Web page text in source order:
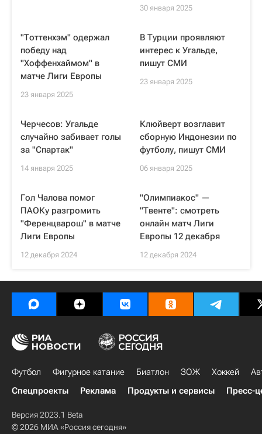
30 января 2025
"Тоттенхэм" одержал
победу над
"Хоффенхаймом" в
матче Лиги Европы
23 января 2025
В Турции проявляют
интерес к Угальде,
пишут СМИ
23 января 2025
Черчесов: Угальде
случайно забивает голы
за "Спартак"
14 января 2025
Клюйверт возглавит
сборную Индонезии по
футболу, пишут СМИ
06 января 2025
Гол Чалова помог
ПАОКу разгромить
"Ференцварош" в матче
Лиги Европы
12 декабря 2024
"Олимпиакос" —
"Твенте": смотреть
онлайн матч Лиги
Европы 12 декабря
12 декабря 2024
Футбол Фигурное катание Биатлон ЗОЖ Хоккей
Спецпроекты
Реклама Продукты и сервисы Пресс-
Версия 2023.1 Beta
© 2026 МИА «Россия сегодня»